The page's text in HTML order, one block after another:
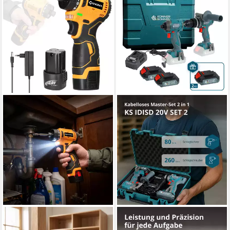
GARRYFIZH KÖNNER & SÖHNEN